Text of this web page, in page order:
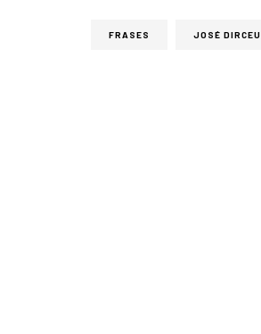
FRASES JOSÉ DIRCEU